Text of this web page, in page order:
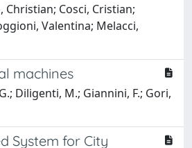
Christian; Cosci, Cristian;
Valentina; Melacci,
machines
Diligenti, M.; Giannini, F.; Gori,
System for City